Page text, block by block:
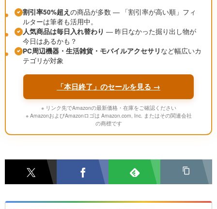
割引率50%超え の商品が多数 ― 「割引率が高い順」フィ
ルターは筆者も活用中。
人気商品は毎日入れ替わり ― 昨日なかった掘り出し物が
今日はあるかも？
PC周辺機器・生活雑貨・モバイルアクセサリ など幅広いカ
テゴリが対象
「本日終了」のセールを見る →
※ リンク先でAmazonの最新価格・在庫をご確認ください
※ AmazonおよびAmazonロゴは Amazon.com, Inc. またはその関連会社
の商標です